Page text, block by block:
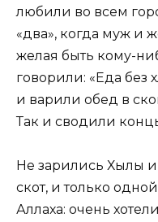
любили во всем
«два», когда муж и
желая быть кому-
говорили: «Еда без
и варили обед в
Так и сводили
Не зарились Хылы
скот, и только
Аллаха: очень